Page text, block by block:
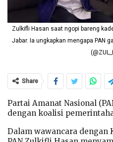
Zulkifli Hasan saat ngopi bareng
Jabar. Ia ungkapkan mengapa PAN
Share
Partai Amanat Nasional
dengan koalisi
Dalam wawancara dengan